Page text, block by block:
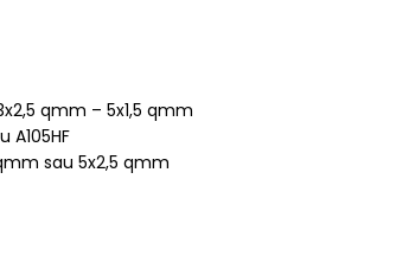
qmm – 5x1,5 qmm
sau 5x2,5 qmm